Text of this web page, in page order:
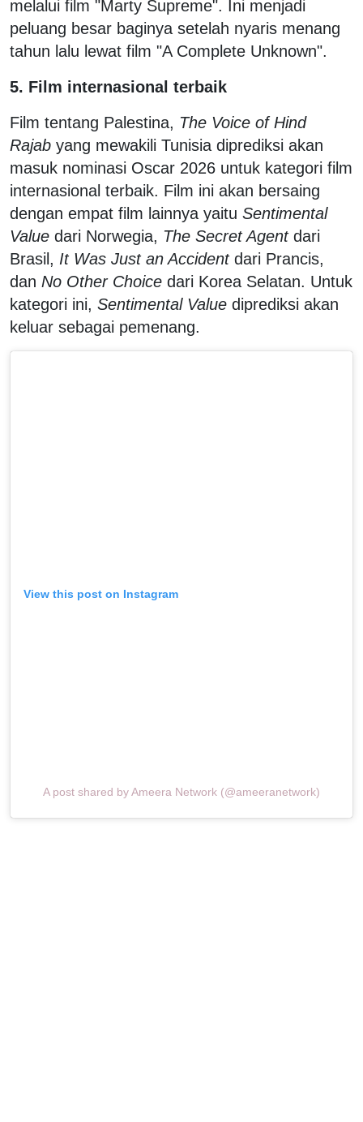
melalui film "Marty Supreme". Ini menjadi
peluang besar baginya setelah nyaris menang
tahun lalu lewat film "A Complete Unknown".
5. Film internasional terbaik
Film tentang Palestina, The Voice of Hind
Rajab yang mewakili Tunisia diprediksi akan
masuk nominasi Oscar 2026 untuk kategori film
internasional terbaik. Film ini akan bersaing
dengan empat film lainnya yaitu Sentimental
Value dari Norwegia, The Secret Agentdari
Brasil, It Was Just an Accidentdari Prancis,
dan No Other Choice dari Korea Selatan. Untuk
kategori ini, Sentimental Value diprediksi akan
keluar sebagai pemenang.
View this post on Instagram
A post shared by Ameera Network (@ameeranetwork)